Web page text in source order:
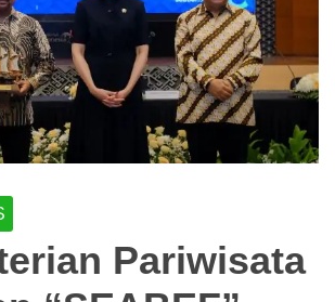
Pariwisata